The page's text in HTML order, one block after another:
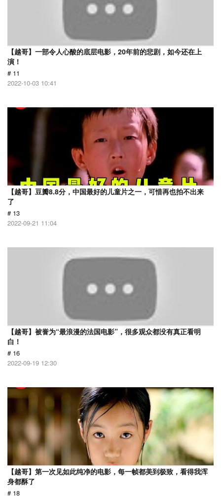
【越哥】一部令人心酸的底层电影，20年前的悲剧，如今还在上
演！
# 11
2022-10-03 10:41
【越哥】豆瓣8.8分，中国最好的儿童片之一，可惜再也拍不出来
了
# 13
2022-09-21 11:04
【越哥】被誉为“最浪漫的法国电影”，很多观众都没有真正看明
白！
# 16
2022-09-19 12:30
【越哥】第一次见如此纯净的电影，每一帧都美到极致，看得我浑
身都酥了
# 18